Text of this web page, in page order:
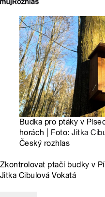
Budka pro ptáky v
horách | Foto:Jitka
Český rozhlas
Zkontrolovat ptačí budky v
Jitka Cibulová Vokatá